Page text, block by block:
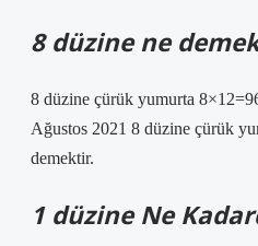
8 düzine ne
8 düzine çürük yumurta
Ağustos 2021 8 düzine çürük
demektir.
1 düzine Ne